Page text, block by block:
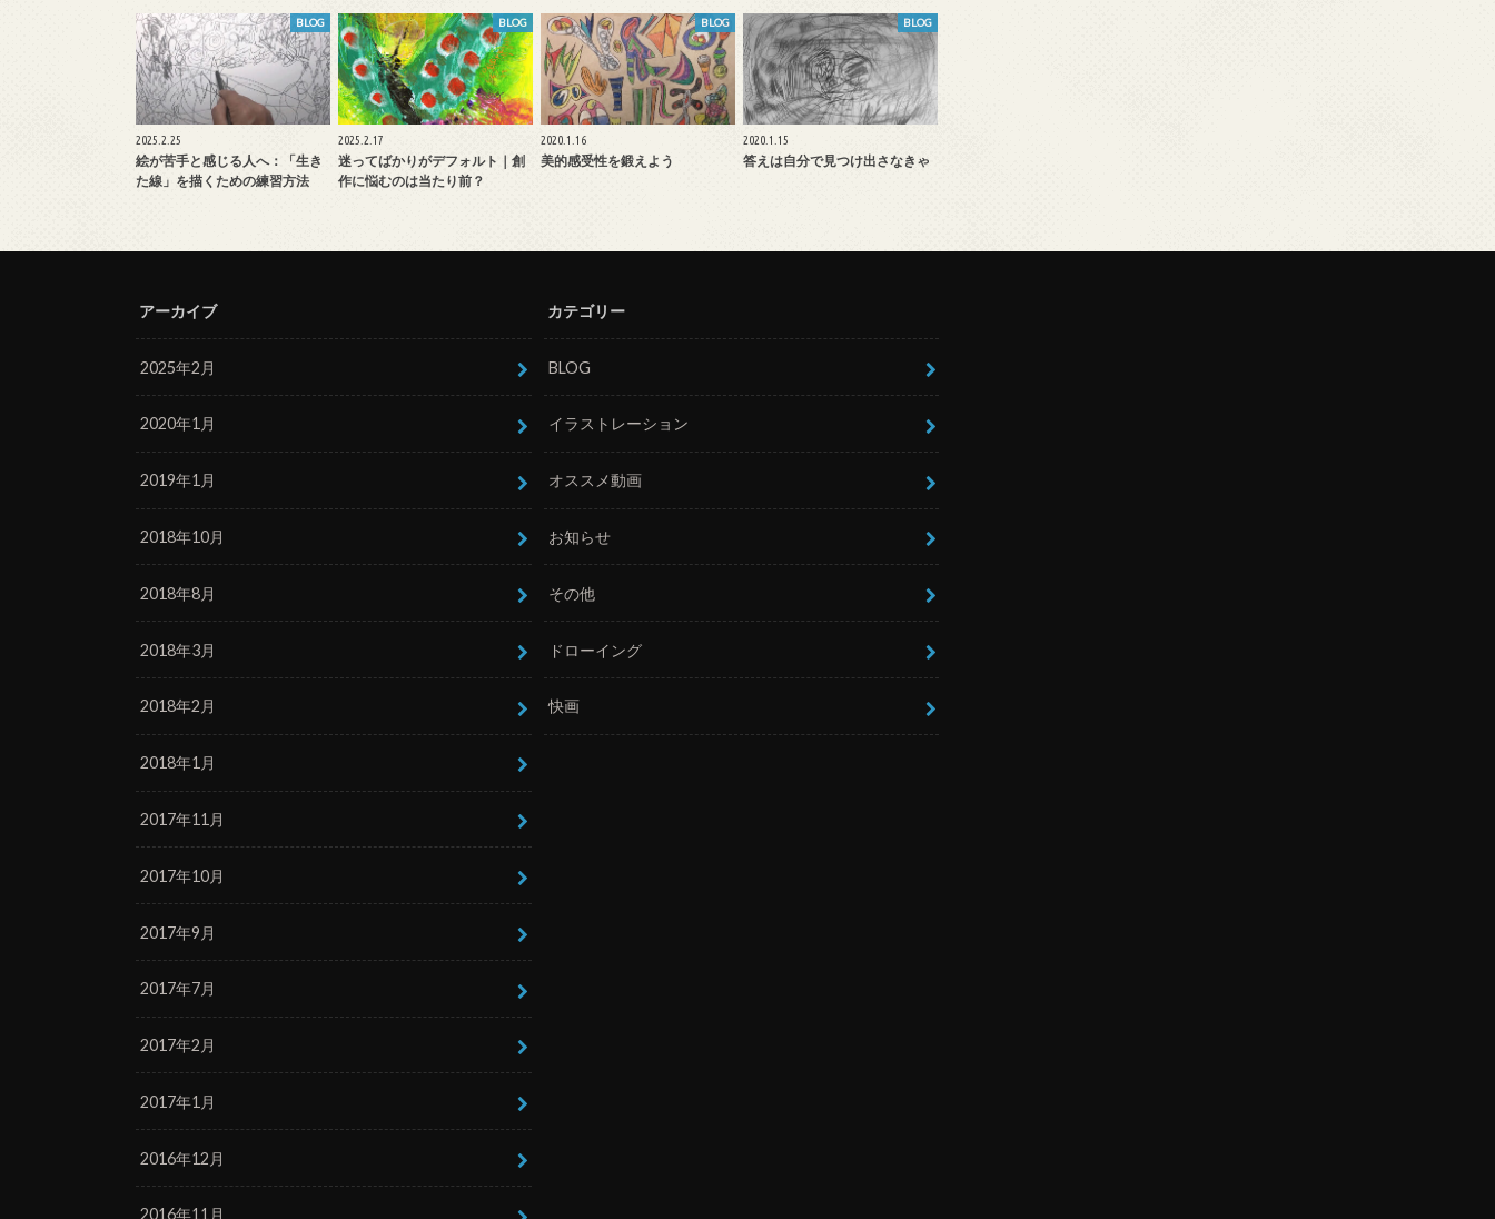
BLOG
2025.2.25
絵が苦手と感じる人へ：「生き
た線」を描くための練習方法
BLOG
2025.2.17
迷ってばかりがデフォルト｜創
作に悩むのは当たり前？
BLOG
2020.1.16
美的感受性を鍛えよう
BLOG
2020.1.15
答えは自分で見つけ出さなきゃ
アーカイブ
2025年2月
2020年1月
2019年1月
2018年10月
2018年8月
2018年3月
2018年2月
2018年1月
2017年11月
2017年10月
2017年9月
2017年7月
2017年2月
2017年1月
2016年12月
2016年11月
カテゴリー
BLOG
イラストレーション
オススメ動画
お知らせ
その他
ドローイング
快画